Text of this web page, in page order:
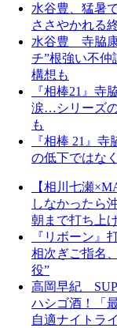
水谷豊、猛暑
ささやかれる
水谷豊 寺脇康
チ”根強い不
構想も
『相棒21』寺
涙…シリーズ
も
『相棒 21』
の低下ではな
【相川七瀬
しなかったら
朝まで打ち上
『リボーン
相次ぎご指名
役”
高岡早紀
ハシゴ酒！「
自適ナイトラ